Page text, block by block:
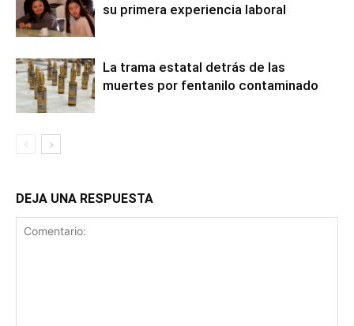
su primera experiencia laboral
La trama estatal detrás de las
muertes por fentanilo contaminado
DEJA UNA RESPUESTA